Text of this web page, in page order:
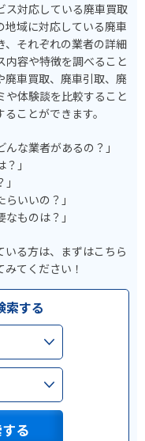
ス対応している廃車買取
域に対応している廃車
、それぞれの業者の詳細
内容や特徴を調べること
廃車買取、廃車引取、廃
体験談を比較すること
ことができます。
な業者があるの？」
」
いいの？」
ものは？」
いる方は、まずはこちら
てください！
索する
る